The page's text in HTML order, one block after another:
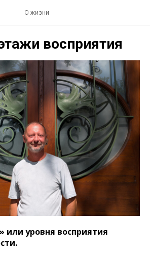
О жизни
восприятия
или уровня восприятия